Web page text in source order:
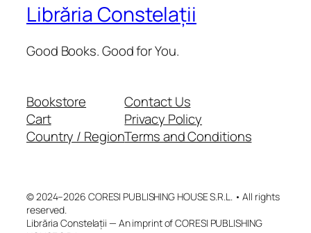
Librăria Constelații
Good Books. Good for You.
Bookstore
Cart
Country / Region
Contact Us
Privacy Policy
Terms and Conditions
© 2024–2026 CORESI PUBLISHING HOUSE S.R.L. • All rights
reserved.
Librăria Constelații — An imprint of CORESI PUBLISHING